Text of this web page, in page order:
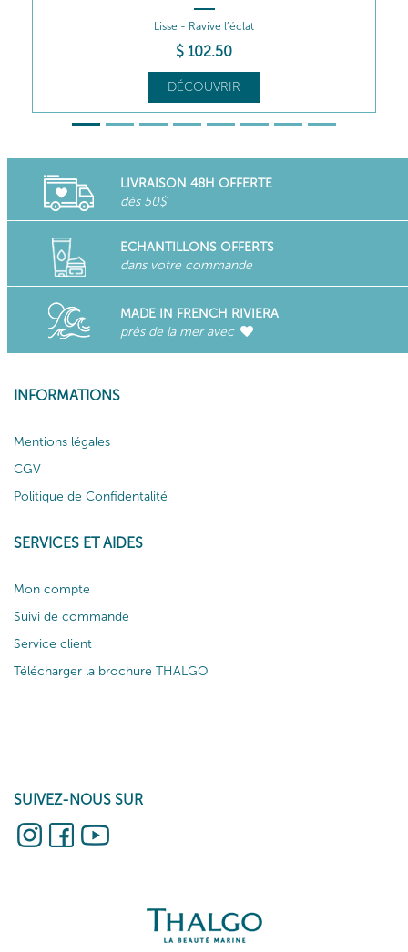
Lisse - Ravive l’éclat
$ 84.00
DÉCOUVRIR
LIVRAISON 48H OFFERTE
dès 50$
ECHANTILLONS OFFERTS
dans votre commande
MADE IN FRENCH RIVIERA
près de la mer avec
INFORMATIONS
Mentions légales
CGV
Politique de Confidentalité
SERVICES ET AIDES
Mon compte
Suivi de commande
Service client
Télécharger la brochure THALGO
SUIVEZ-NOUS SUR